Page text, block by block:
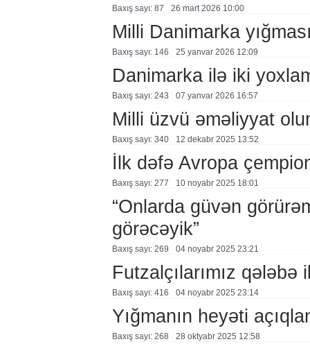
Baxış sayı: 87 26 mart 2026 10:00
Milli Danimarka
Baxış sayı: 146 25 yanvar 2026 12:09
Danimarka ilə iki
Baxış sayı: 243 07 yanvar 2026 16:57
Milli üzvü əməliyyat
Baxış sayı: 340 12 dekabr 2025 13:52
İlk dəfə Avropa
Baxış sayı: 277 10 noyabr 2025 18:01
“Onlarda güvən
görəcəyik”
Baxış sayı: 269 04 noyabr 2025 23:21
Futzalçılarımız qələbə
Baxış sayı: 416 04 noyabr 2025 23:14
Yığmanın heyəti
Baxış sayı: 268 28 oktyabr 2025 12:58